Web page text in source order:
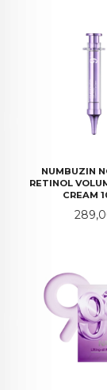
NUMBUZIN
RETINOL
CREAM
Pris